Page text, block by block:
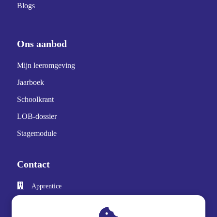
Blogs
Ons aanbod
Mijn leeromgeving
Jaarboek
Schoolkrant
LOB-dossier
Stagemodule
Contact
Apprentice